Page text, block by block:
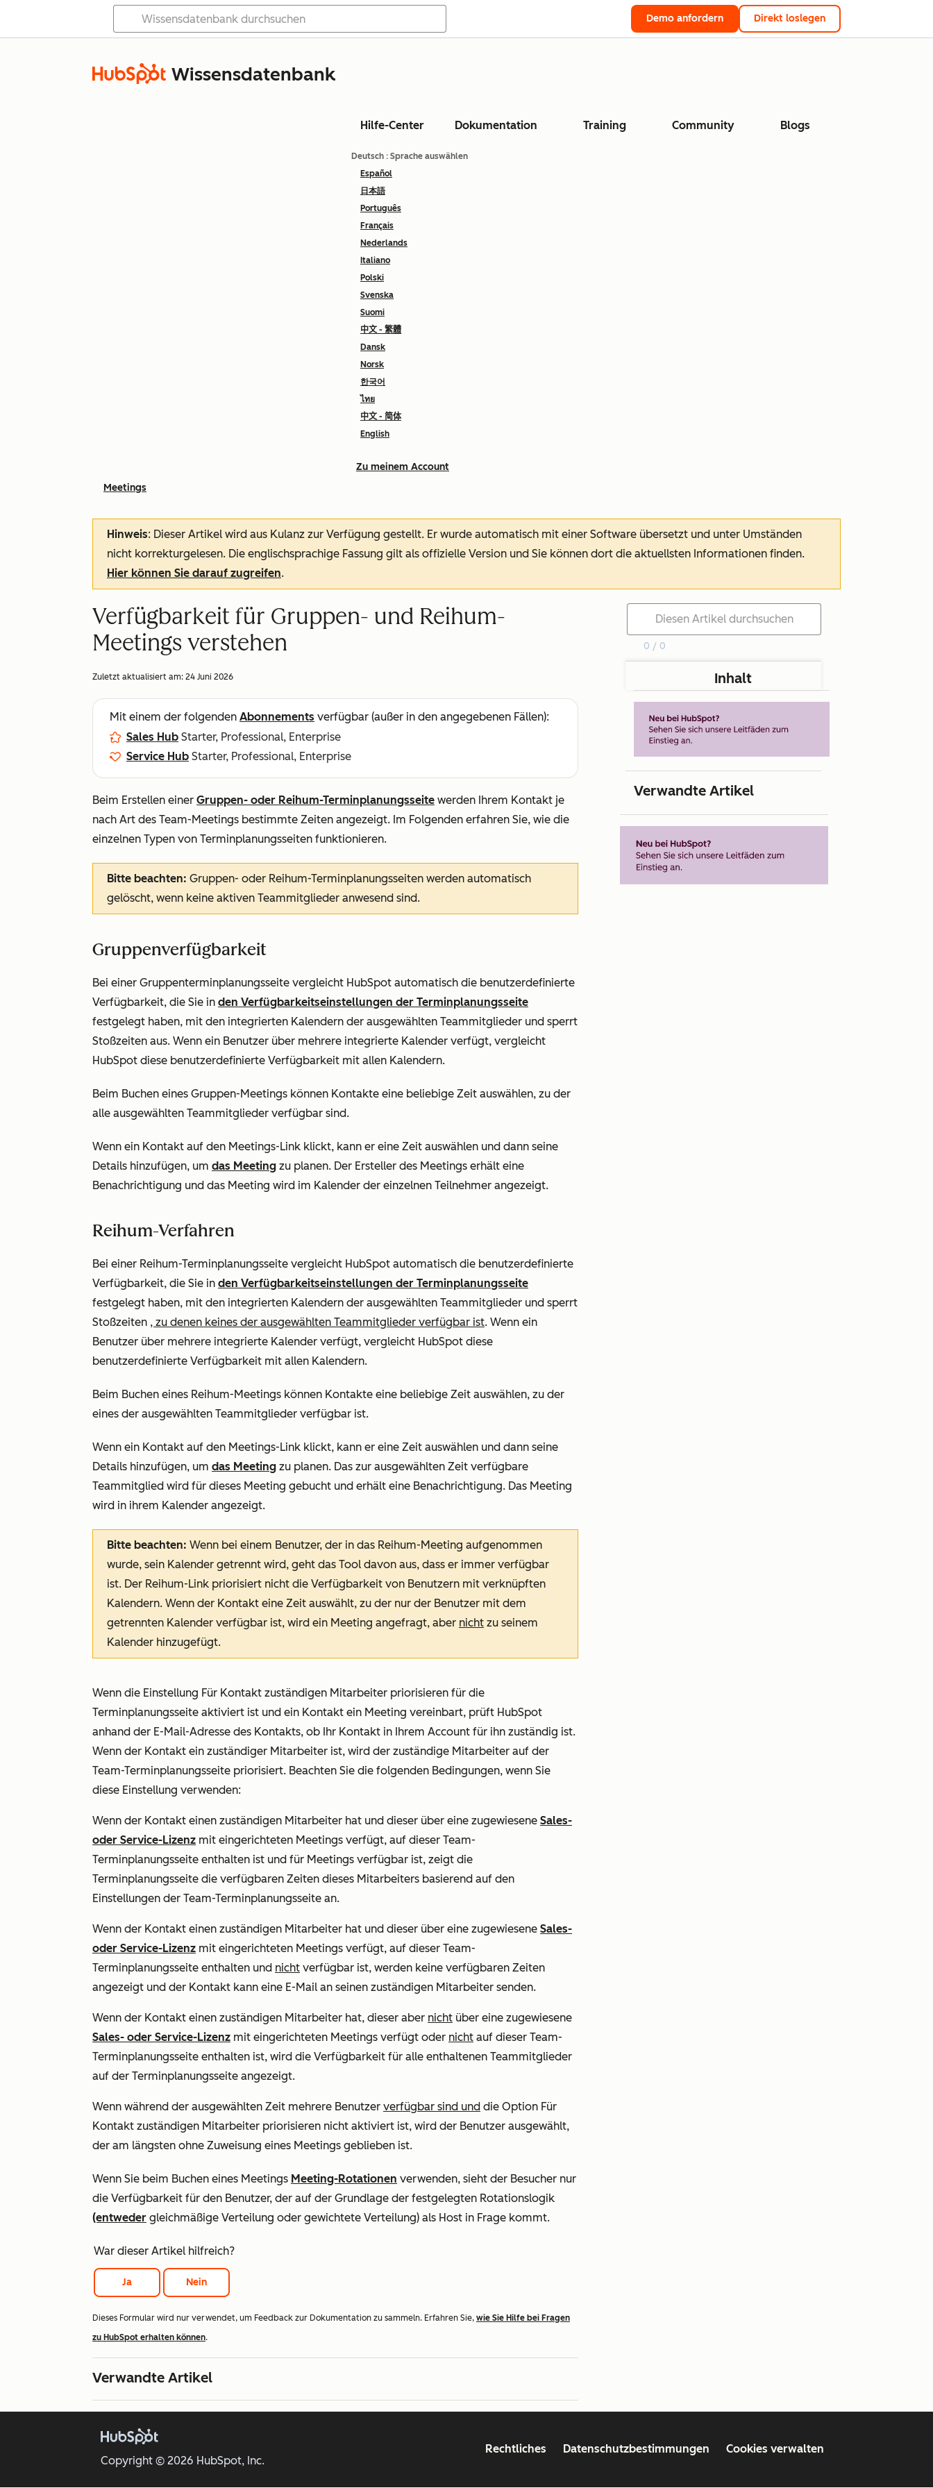
Demo anfordern Direkt loslegen
Wissensdatenbank
Hilfe-Center Dokumentation Training Community Blogs
Deutsch : Sprache auswählen
Español
日本語
Português
Français
Nederlands
Italiano
Polski
Svenska
Suomi
中文 - 繁體
Dansk
Norsk
한국어
ไทย
中文 - 简体
English
Zu meinem Account
Meetings
Hinweis: Dieser Artikel wird aus Kulanz zur Verfügung gestellt. Er wurde automatisch mit einer Software übersetzt und unter Umständen
nicht korrekturgelesen. Die englischsprachige Fassung gilt als offizielle Version und Sie können dort die aktuellsten Informationen finden.
Hier können Sie darauf zugreifen.
Verfügbarkeit für Gruppen- und Reihum-
Meetings verstehen
Zuletzt aktualisiert am: 24 Juni 2026
Mit einem der folgenden Abonnements verfügbar (außer in den angegebenen Fällen):
Sales Hub Starter, Professional, Enterprise
Service Hub Starter, Professional, Enterprise
Beim Erstellen einer Gruppen- oder Reihum-Terminplanungsseite werden Ihrem Kontakt je
nach Art des Team-Meetings bestimmte Zeiten angezeigt. Im Folgenden erfahren Sie, wie die
einzelnen Typen von Terminplanungsseiten funktionieren.
Bitte beachten: Gruppen- oder Reihum-Terminplanungsseiten werden automatisch
gelöscht, wenn keine aktiven Teammitglieder anwesend sind.
Gruppenverfügbarkeit
Bei einer Gruppenterminplanungsseite vergleicht HubSpot automatisch die benutzerdefinierte
Verfügbarkeit, die Sie in den Verfügbarkeitseinstellungen der Terminplanungsseite
festgelegt haben, mit den integrierten Kalendern der ausgewählten Teammitglieder und sperrt
Stoßzeiten aus. Wenn ein Benutzer über mehrere integrierte Kalender verfügt, vergleicht
HubSpot diese benutzerdefinierte Verfügbarkeit mit allen Kalendern.
Beim Buchen eines Gruppen-Meetings können Kontakte eine beliebige Zeit auswählen, zu der
alle ausgewählten Teammitglieder verfügbar sind.
Wenn ein Kontakt auf den Meetings-Link klickt, kann er eine Zeit auswählen und dann seine
Details hinzufügen, um das Meeting zu planen. Der Ersteller des Meetings erhält eine
Benachrichtigung und das Meeting wird im Kalender der einzelnen Teilnehmer angezeigt.
Reihum-Verfahren
Bei einer Reihum-Terminplanungsseite vergleicht HubSpot automatisch die benutzerdefinierte
Verfügbarkeit, die Sie in den Verfügbarkeitseinstellungen der Terminplanungsseite
festgelegt haben, mit den integrierten Kalendern der ausgewählten Teammitglieder und sperrt
Stoßzeiten , zu denen keines der ausgewählten Teammitglieder verfügbar ist. Wenn ein
Benutzer über mehrere integrierte Kalender verfügt, vergleicht HubSpot diese
benutzerdefinierte Verfügbarkeit mit allen Kalendern.
Beim Buchen eines Reihum-Meetings können Kontakte eine beliebige Zeit auswählen, zu der
eines der ausgewählten Teammitglieder verfügbar ist.
Wenn ein Kontakt auf den Meetings-Link klickt, kann er eine Zeit auswählen und dann seine
Details hinzufügen, um das Meeting zu planen. Das zur ausgewählten Zeit verfügbare
Teammitglied wird für dieses Meeting gebucht und erhält eine Benachrichtigung. Das Meeting
wird in ihrem Kalender angezeigt.
Bitte beachten: Wenn bei einem Benutzer, der in das Reihum-Meeting aufgenommen
wurde, sein Kalender getrennt wird, geht das Tool davon aus, dass er immer verfügbar
ist. Der Reihum-Link priorisiert nicht die Verfügbarkeit von Benutzern mit verknüpften
Kalendern. Wenn der Kontakt eine Zeit auswählt, zu der nur der Benutzer mit dem
getrennten Kalender verfügbar ist, wird ein Meeting angefragt, aber nicht zu seinem
Kalender hinzugefügt.
Wenn die Einstellung Für Kontakt zuständigen Mitarbeiter priorisieren für die
Terminplanungsseite aktiviert ist und ein Kontakt ein Meeting vereinbart, prüft HubSpot
anhand der E-Mail-Adresse des Kontakts, ob Ihr Kontakt in Ihrem Account für ihn zuständig ist.
Wenn der Kontakt ein zuständiger Mitarbeiter ist, wird der zuständige Mitarbeiter auf der
Team-Terminplanungsseite priorisiert. Beachten Sie die folgenden Bedingungen, wenn Sie
diese Einstellung verwenden:
Wenn der Kontakt einen zuständigen Mitarbeiter hat und dieser über eine zugewiesene Sales-
oder Service-Lizenz mit eingerichteten Meetings verfügt, auf dieser Team-
Terminplanungsseite enthalten ist und für Meetings verfügbar ist, zeigt die
Terminplanungsseite die verfügbaren Zeiten dieses Mitarbeiters basierend auf den
Einstellungen der Team-Terminplanungsseite an.
Wenn der Kontakt einen zuständigen Mitarbeiter hat und dieser über eine zugewiesene Sales-
oder Service-Lizenz mit eingerichteten Meetings verfügt, auf dieser Team-
Terminplanungsseite enthalten und nicht verfügbar ist, werden keine verfügbaren Zeiten
angezeigt und der Kontakt kann eine E-Mail an seinen zuständigen Mitarbeiter senden.
Wenn der Kontakt einen zuständigen Mitarbeiter hat, dieser aber nicht über eine zugewiesene
Sales- oder Service-Lizenz mit eingerichteten Meetings verfügt oder nicht auf dieser Team-
Terminplanungsseite enthalten ist, wird die Verfügbarkeit für alle enthaltenen Teammitglieder
auf der Terminplanungsseite angezeigt.
Wenn während der ausgewählten Zeit mehrere Benutzer verfügbar sind und die Option Für
Kontakt zuständigen Mitarbeiter priorisieren nicht aktiviert ist, wird der Benutzer ausgewählt,
der am längsten ohne Zuweisung eines Meetings geblieben ist.
Wenn Sie beim Buchen eines Meetings Meeting-Rotationen verwenden, sieht der Besucher nur
die Verfügbarkeit für den Benutzer, der auf der Grundlage der festgelegten Rotationslogik
(entweder gleichmäßige Verteilung oder gewichtete Verteilung) als Host in Frage kommt.
War dieser Artikel hilfreich?
Ja Nein
Dieses Formular wird nur verwendet, um Feedback zur Dokumentation zu sammeln. Erfahren Sie, wie Sie Hilfe bei Fragen
zu HubSpot erhalten können.
Verwandte Artikel
0 / 0
Inhalt
Verwandte Artikel
Copyright © 2026 HubSpot, Inc.
Rechtliches Datenschutzbestimmungen Cookies verwalten